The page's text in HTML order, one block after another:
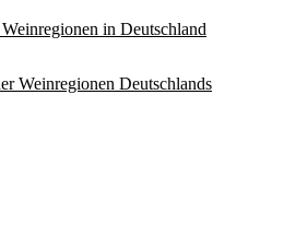
in Deutschland
Weinregionen Deutschlands